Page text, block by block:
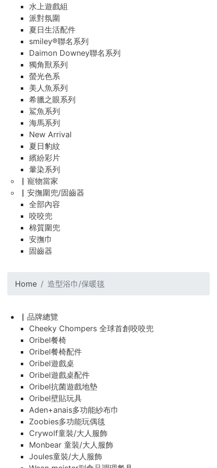
水上遊戲組
派對氛圍
夏日生活配件
smiley®聯名系列
Daimon Downey聯名系列
獨角獸系列
螢光色系
美人魚系列
希臘之眼系列
鯊魚系列
海馬系列
New Arrival
夏日豹紋
繽紛彩片
暈染系列
▏寵物當家
▏安撫圍兜/固齒器
全部內容
咬咬兜
棉質圍兜
安撫巾
固齒器
Home 造型浴巾/保暖毯
▏品牌總覽
Cheeky Chompers 全球首創咬咬兜
Oribel餐椅
Oribel餐椅配件
Oribel遊戲桌
Oribel遊戲桌配件
Oribel抗菌遊戲地墊
Oribel壁貼玩具
Aden+anais多功能紗布巾
Zoobies多功能玩偶毯
Crywolf童裝/大人服飾
Monbear 童裝/大人服飾
Joules童裝/大人服飾